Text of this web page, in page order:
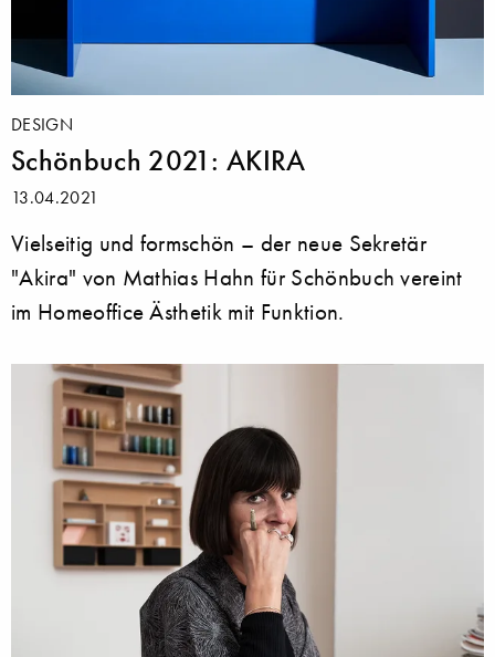
DESIGN
Schönbuch 2021: AKIRA
13.04.2021
Vielseitig und formschön – der neue Sekretär
"Akira" von Mathias Hahn für Schönbuch vereint
im Homeoffice Ästhetik mit Funktion.